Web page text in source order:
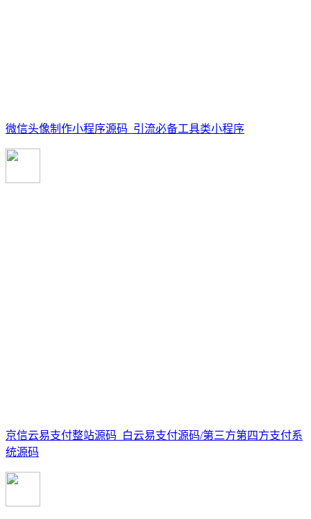
微信头像制作小程序源码_引流必备工具类小程序
京信云易支付整站源码_白云易支付源码/第三方第四方支付系
统源码